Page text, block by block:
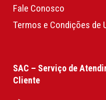
Fale Conosco
Termos e Condições de
SAC – Serviço de
Cliente